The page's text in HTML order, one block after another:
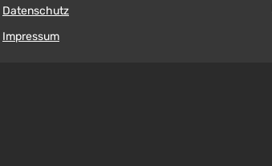
Datenschutz
Impressum